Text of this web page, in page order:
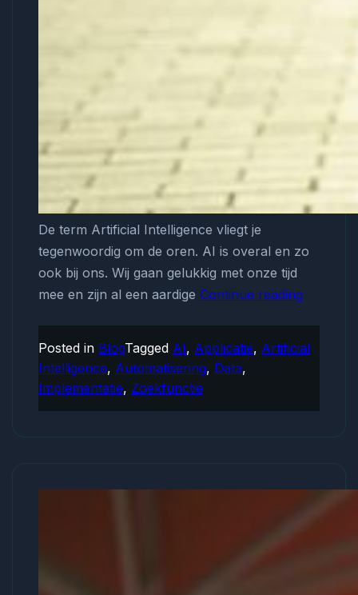
De term Artificial Intelligence vliegt je
tegenwoordig om de oren. AI is overal en zo
ook bij ons. Wij gaan gelukkig met onze tijd
mee en zijn al een aardige Continue reading
Artificial
Posted in BlogTagged AI, Applicatie, Artificial
Intelligence, Automatisering, Data,
Implementatie, Zoekfunctie